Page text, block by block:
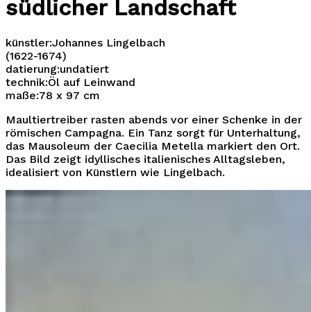
südlicher Landschaft
künstler:Johannes Lingelbach
(1622-1674)
datierung:undatiert
technik:Öl auf Leinwand
maße:78 x 97 cm
Maultiertreiber rasten abends vor einer Schenke in der
römischen Campagna. Ein Tanz sorgt für Unterhaltung,
das Mausoleum der Caecilia Metella markiert den Ort.
Das Bild zeigt idyllisches italienisches Alltagsleben,
idealisiert von Künstlern wie Lingelbach.